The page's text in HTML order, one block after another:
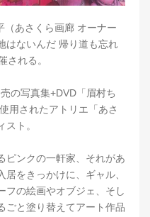
（あさくら画廊 オーナー
はないんだ 帰り道も忘れ
される。
の写真集+DVD「眉村ち
用されたアトリエ「あさ
ト。
ピンクの一軒家、それがあ
をきっかけに、ギャル、
フの絵画やオブジェ、そし
ごと塗り替えてアート作品